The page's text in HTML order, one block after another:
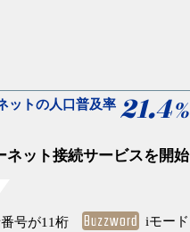
ットの人口普及率 21.4%
ネット接続サービスを開始
号が11桁
Buzzword iモード